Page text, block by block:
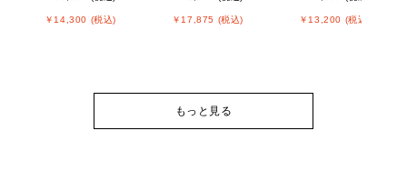
￥14,300 (税込) ￥17,875 (税込) ￥13,200 (税込)
もっと見る